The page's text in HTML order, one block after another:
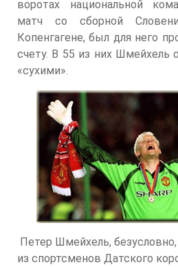
воротах национальной
матч со сборной
Копенгагене, был для него
счету. В 55 из них Шмейхель
«сухими».
Петер Шмейхель,
из спортсменов Датского